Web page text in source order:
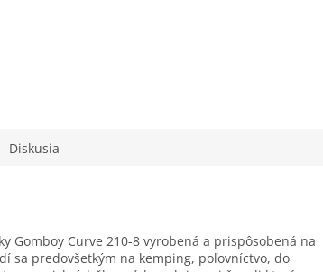
Diskusia
Gomboy Curve 210-8 vyrobená a prispôsobená na
sa predovšetkým na kemping, poľovníctvo, do